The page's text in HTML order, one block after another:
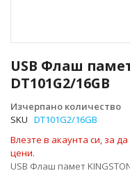
USB Флаш
DT101G2/16GB
Изчерпано количество
SKU DT101G2/16GB
Влезте в акаунта си, за
цени.
USB Флаш памет
към
началото
на
галерия
със